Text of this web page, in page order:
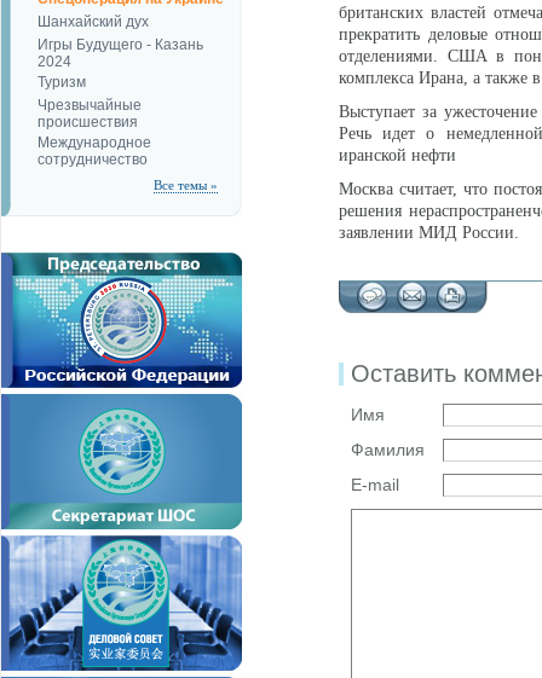
Шанхайский дух
Игры Будущего - Казань
2024
Туризм
Чрезвычайные
происшествия
Международное
сотрудничество
Все темы »
британских властей
прекратить деловые
отделениями. США в
комплекса Ирана, а также
Выступает за
Речь идет о
иранской нефти
Москва считает, что
решения
заявлении МИД России.
Оставить
Имя
Фамилия
E-mail